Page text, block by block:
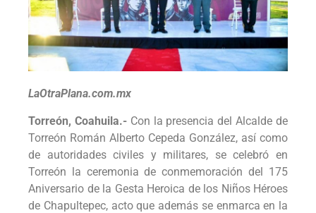
LaOtraPlana.com.mx
Torreón, Coahuila.-Con la presencia del Alcalde de
Torreón Román Alberto Cepeda González, así como
de autoridades civiles y militares, se celebró en
Torreón la ceremonia de conmemoración del 175
Aniversario de la Gesta Heroica de los Niños Héroes
de Chapultepec, acto que además se enmarca en la